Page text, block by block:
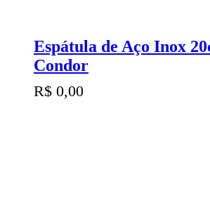
Espátula de Aço Inox
Condor
R$ 0,00